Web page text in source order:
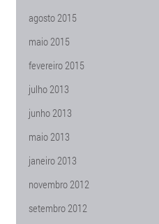
agosto 2015
maio 2015
fevereiro 2015
julho 2013
junho 2013
maio 2013
janeiro 2013
novembro 2012
setembro 2012